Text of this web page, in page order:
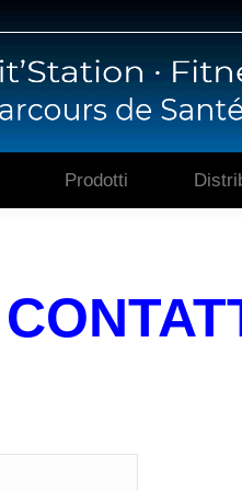
Prodotti